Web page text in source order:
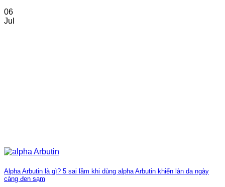
06
Jul
Alpha Arbutin là gì? 5 sai lầm khi dùng alpha Arbutin khiến làn da ngày
càng đen sạm